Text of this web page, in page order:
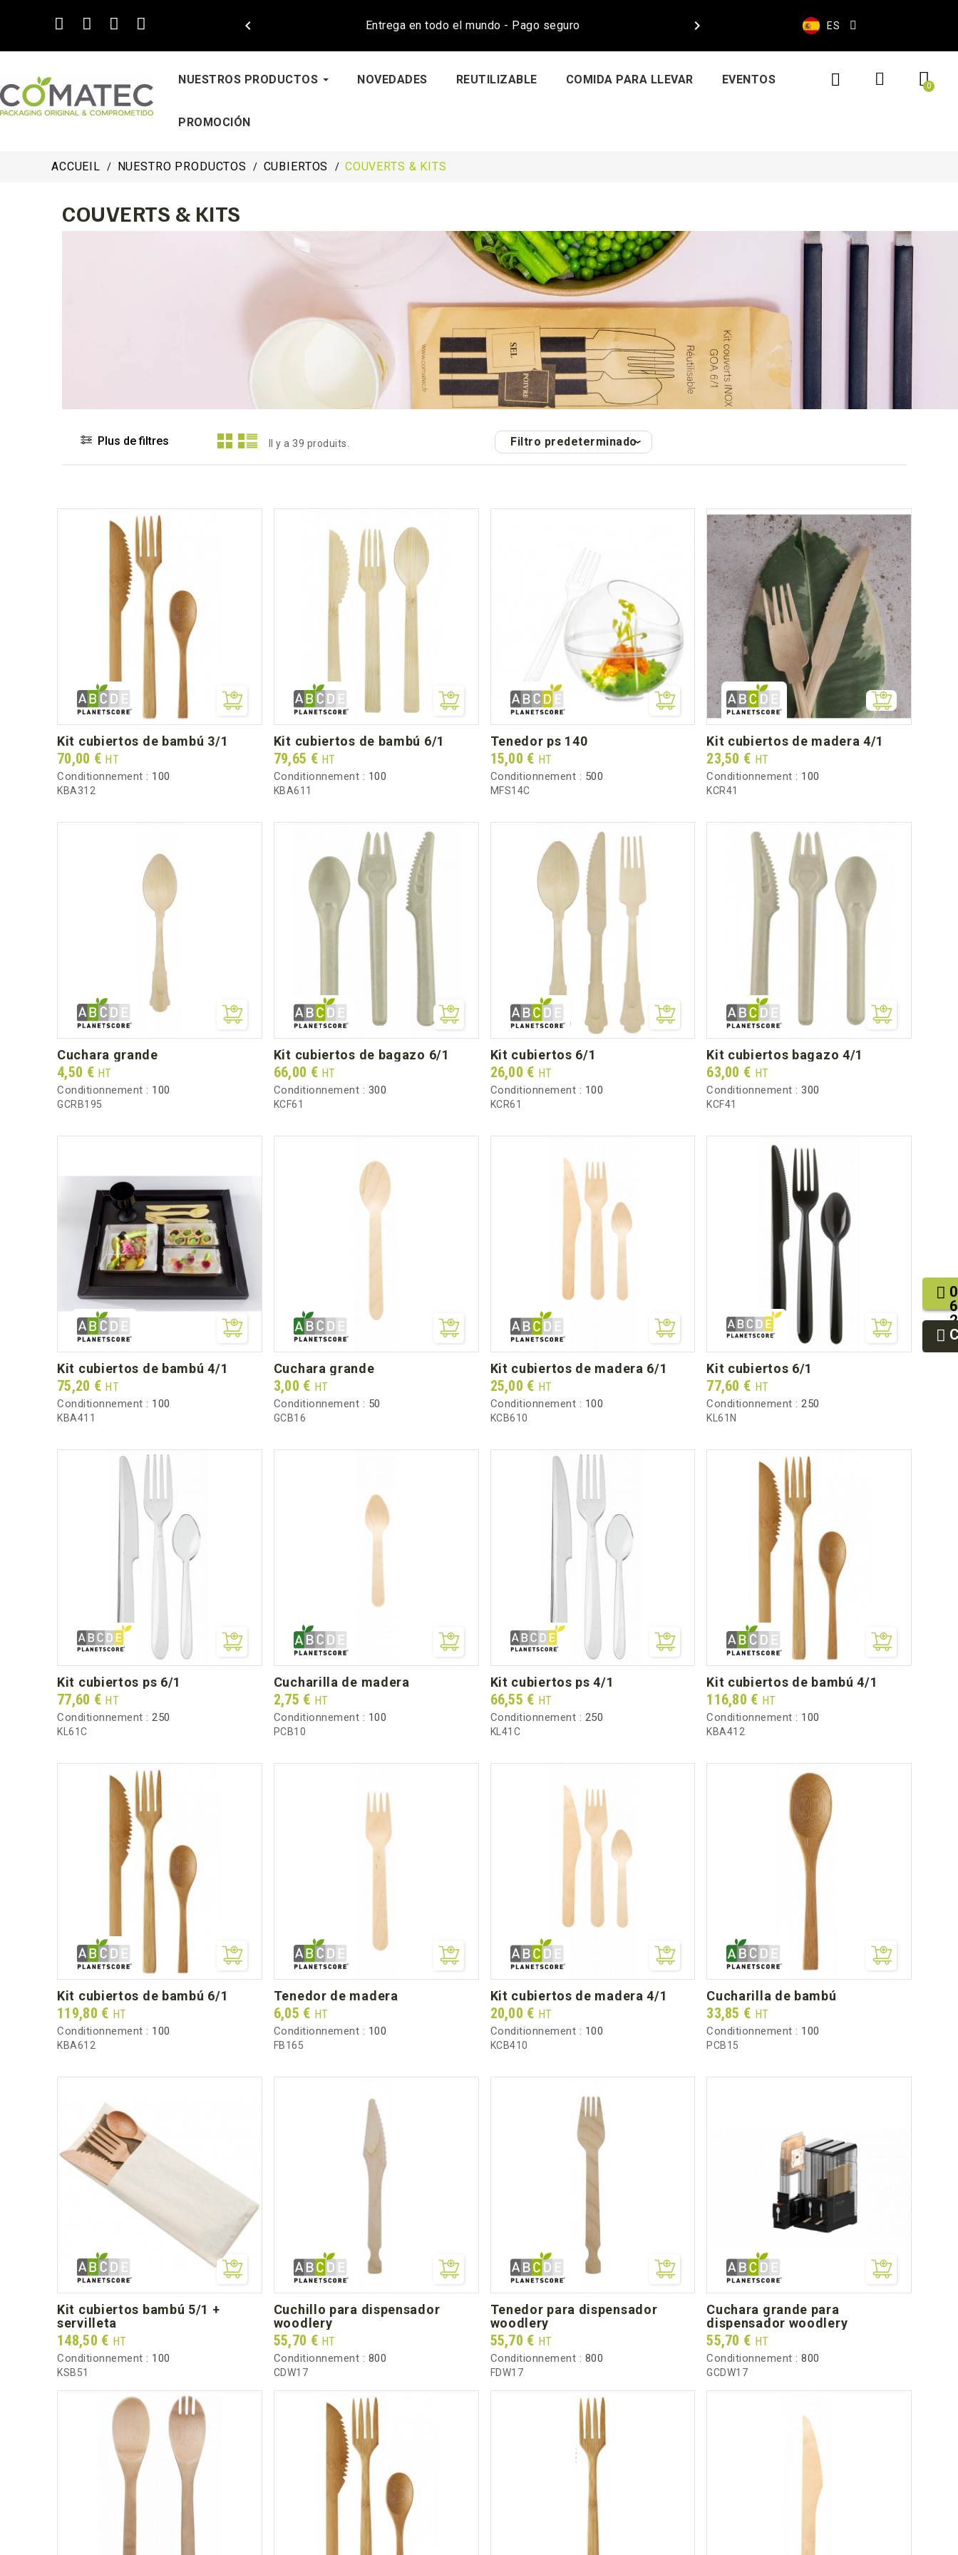
Entrega en todo el mundo - Pago seguro
  ES
NUESTROS PRODUCTOS NOVEDADES REUTILIZABLE COMIDA PARA LLEVAR EVENTOS
PROMOCIÓN
ACCUEIL NUESTRO PRODUCTOS CUBIERTOS COUVERTS & KITS
COUVERTS & KITS
Plus de filtres Il y a 39 produits. Filtro predeterminado
kit cubiertos de bambú 3/1
Prix
70,00 € HT
Conditionnement : 100
KBA312
kit cubiertos de bambú 6/1
Prix
79,65 € HT
Conditionnement : 100
KBA611
tenedor ps 140
Prix
15,00 € HT
Conditionnement : 500
MFS14C
kit cubiertos de madera 4/1
Prix
23,50 € HT
Conditionnement : 100
KCR41
cuchara grande
Prix
4,50 € HT
Conditionnement : 100
GCRB195
kit cubiertos de bagazo 6/1
Prix
66,00 € HT
Conditionnement : 300
KCF61
kit cubiertos 6/1
Prix
26,00 € HT
Conditionnement : 100
KCR61
kit cubiertos bagazo 4/1
Prix
63,00 € HT
Conditionnement :300
KCF41
kit cubiertos de bambú 4/1
Prix
75,20 € HT
Conditionnement : 100
KBA411
cuchara grande
Prix
3,00 € HT
Conditionnement : 50
GCB16
kit cubiertos de madera 6/1
Prix
25,00 € HT
Conditionnement : 100
KCB610
kit cubiertos 6/1
Prix
77,60 € HT
Conditionnement :250
KL61N
kit cubiertos ps 6/1
Prix
77,60 € HT
Conditionnement : 250
KL61C
cucharilla de madera
Prix
2,75 € HT
Conditionnement : 100
PCB10
kit cubiertos ps 4/1
Prix
66,55 € HT
Conditionnement : 250
KL41C
kit cubiertos de bambú 4/1
Prix
116,80 € HT
Conditionnement : 100
KBA412
kit cubiertos de bambú 6/1
Prix
119,80 € HT
Conditionnement : 100
KBA612
tenedor de madera
Prix
6,05 € HT
Conditionnement : 100
FB165
kit cubiertos de madera 4/1
Prix
20,00 € HT
Conditionnement : 100
KCB410
cucharilla de bambú
Prix
33,85 € HT
Conditionnement : 100
PCB15
kit cubiertos bambú 5/1 +
servilleta
Prix
148,50 € HT
Conditionnement : 100
KSB51
cuchillo para dispensador
woodlery
Prix
55,70 € HT
Conditionnement : 800
CDW17
tenedor para dispensador
woodlery
Prix
55,70 € HT
Conditionnement : 800
FDW17
cuchara grande para
dispensador woodlery
Prix
55,70 € HT
Conditionnement :800
GCDW17